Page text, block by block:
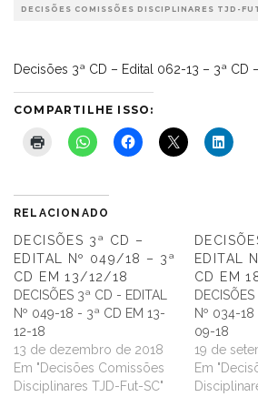
DECISÕES COMISSÕES DISCIPLINARES TJD-
Decisões 3ª CD – Edital 062-13 – 3ª CD
COMPARTILHE ISSO:
RELACIONADO
DECISÕES 3ª CD –
EDITAL Nº 049/18 – 3ª
CD EM 13/12/18
DECISÕES 3ª CD - EDITAL
Nº 049-18 - 3ª CD EM 13-
12-18
13 de dezembro de 2018
Em "Decisões Comissões
Disciplinares TJD-Fut-SC"
EDITAL
CD EM
Nº 034-18
09-18
19 de
Em